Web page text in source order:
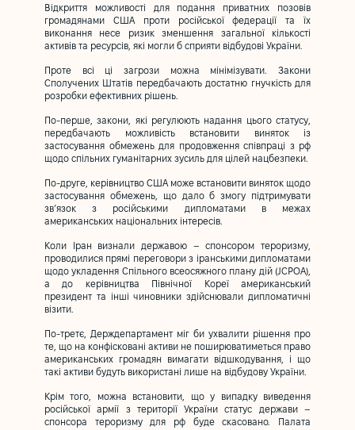
Відкриття можливості для подання приватних позовів
громадянами США проти російської федерації та їх
виконання несе ризик зменшення загальної кількості
активів та ресурсів, які могли б сприяти відбудові України.
Проте всі ці загрози можна мінімізувати. Закони
Сполучених Штатів передбачають достатню гнучкість для
розробки ефективних рішень.
По-перше, закони, які регулюють надання цього статусу,
передбачають можливість встановити виняток із
застосування обмежень для продовження співпраці з рф
щодо спільних гуманітарних зусиль для цілей нацбезпеки.
По-друге, керівництво США може встановити виняток щодо
застосування обмежень, що дало б змогу підтримувати
зв’язок з російськими дипломатами в межах
американських національних інтересів.
Коли Іран визнали державою – спонсором тероризму,
проводилися прямі переговори з іранськими дипломатами
щодо укладення Спільного всеосяжного плану дій (JCPOA),
а до керівництва Північної Кореї американський
президент та інші чиновники здійснювали дипломатичні
візити.
По-третє, Держдепартамент міг би ухвалити рішення про
те, що на конфісковані активи не поширюватиметься право
американських громадян вимагати відшкодування, і що
такі активи будуть використані лише на відбудову України.
Крім того, можна встановити, що у випадку виведення
російської армії з території України статус держави –
спонсора тероризму для рф буде скасовано. Палата